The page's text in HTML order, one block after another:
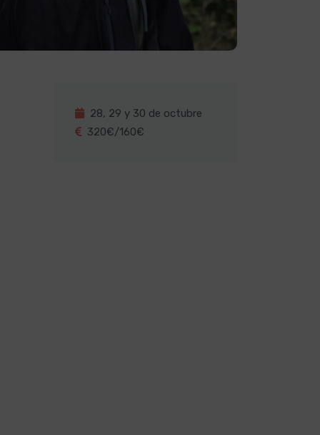
28, 29 y 30 de octubre
320€/160€